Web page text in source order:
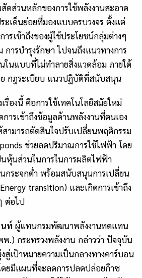
ดส่วนหลักของการใช้พลังงานสะอาด
ะเด็นย่อยที่มองแบบครบวงจร ตั้งแต่
ารเข้าถึงของผู้ใช้ประโยชน์กลุ่มต่างๆ
ารบำรุงรักษา ไปจนถึงแนวทางการ
ในแบบที่ไม่ทำลายสิ่งแวดล้อม ภายใต้
ย กฎระเบียบ แนวปฏิบัติที่สนับสนุน
องนี้ คือการใช้เทคโนโลยีสมัยใหม่
ารเข้าถึงข้อมูลด้านพลังงานที่ตนเอง
ามารถตัดสินใจปรับเปลี่ยนพฤติกรรม
ช่วยลดปริมาณการใช้ไฟฟ้า โดย
หุ้นส่วนในการในการผลิตไฟฟ้า
กระจกต่ำ พร้อมสนับสนุนการเปลี่ยน
Energy transition) และเกิดการเข้าถึง
ต่อไป
ท์ ผู้แทนกรมพัฒนาพลังงานทดแทน
.) กระทรวงพลังงาน กล่าวว่า ปัจจุบัน
สู่เป้าหมายความเป็นกลางทางคาร์บอน
ดยมีแผนที่จะลดการปลดปล่อยก๊าซ